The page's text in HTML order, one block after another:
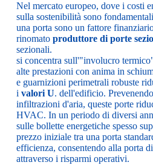
Nel mercato europeo, dove i costi
sulla sostenibilità sono
una porta sono un fattore
rinomato produttore di porte
sezionali.
si concentra sull'"involucro
alte prestazioni con anima in
e guarnizioni perimetrali robuste
i valori U. dell'edificio.
infiltrazioni d'aria, queste porte
HVAC. In un periodo di diversi
sulle bollette energetiche spesso
prezzo iniziale tra una porta
efficienza, consentendo alla porta
attraverso i risparmi operativi.